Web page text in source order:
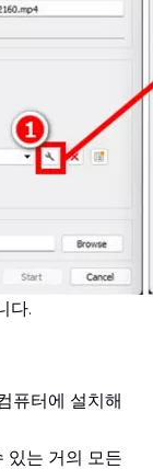
다.
퓨터에 설치해
있는 거의 모든